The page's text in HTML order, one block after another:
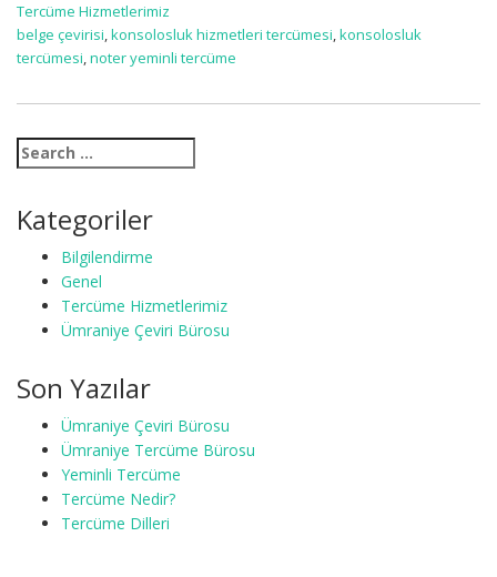
Tercüme Hizmetlerimiz
belge çevirisi,konsolosluk hizmetleri tercümesi,konsolosluk
tercümesi,noter yeminli tercüme
Kategoriler
Bilgilendirme
Genel
Tercüme Hizmetlerimiz
Ümraniye Çeviri Bürosu
Son Yazılar
Ümraniye Çeviri Bürosu
Ümraniye Tercüme Bürosu
Yeminli Tercüme
Tercüme Nedir?
Tercüme Dilleri